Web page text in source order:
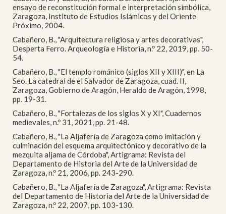
ensayo de reconstitución formal e interpretación simbólica,
Zaragoza, Instituto de Estudios Islámicos y del Oriente
Próximo, 2004.
Cabañero, B., "Arquitectura religiosa y artes decorativas",
Desperta Ferro. Arqueología e Historia, n.º 22, 2019, pp. 50-
54.
Cabañero, B., "El templo románico (siglos XII y XIII)", en La
Seo. La catedral de el Salvador de Zaragoza, cuad. II,
Zaragoza, Gobierno de Aragón, Heraldo de Aragón, 1998,
pp. 19-31.
Cabañero, B., "Fortalezas de los siglos X y XI", Cuadernos
medievales, n.º 31, 2021, pp. 21-48.
Cabañero, B., "La Aljafería de Zaragoza como imitación y
culminación del esquema arquitectónico y decorativo de la
mezquita aljama de Córdoba", Artigrama: Revista del
Departamento de Historia del Arte de la Universidad de
Zaragoza, n.º 21, 2006, pp. 243-290.
Cabañero, B., "La Aljafería de Zaragoza", Artigrama: Revista
del Departamento de Historia del Arte de la Universidad de
Zaragoza, n.º 22, 2007, pp. 103-130.